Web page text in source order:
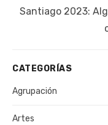
Siguiente
Santiago 2023:
CATEGORÍAS
Agrupación
Artes